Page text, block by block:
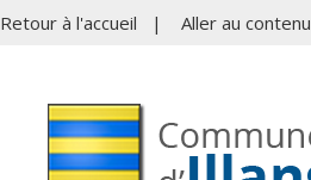
Retour à l'accueil | Aller au contenu